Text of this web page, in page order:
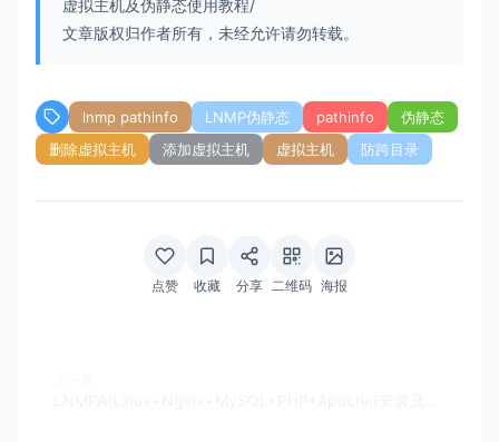
虚拟主机及伪静态使用教程/
文章版权归作者所有，未经允许请勿转载。
lnmp pathinfo LNMP伪静态 pathinfo
伪静态
删除虚拟主机
添加虚拟主机 虚拟主机 防跨目录
点赞 收藏 分享 二维码 海报